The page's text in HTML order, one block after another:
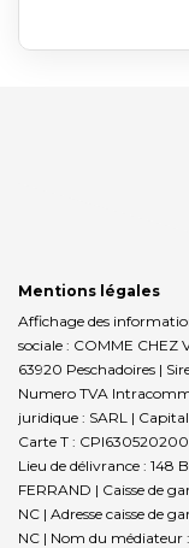
Mentions légales
Affichage des
sociale : COMME CHEZ
63920 Peschadoires |
Numero TVA
juridique : SARL |
Carte T :
Lieu de délivrance : 148
FERRAND | Caisse de
NC | Adresse caisse de
NC | Nom du médiateur